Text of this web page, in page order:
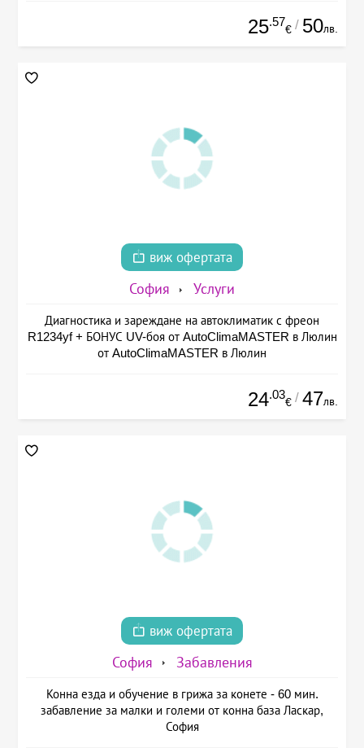
25.57
€ / 50лв.
виж офертата
София Услуги
Диагностика и зареждане на автоклиматик с фреон
R1234yf + БОНУС UV-боя от AutoClimaMASTER в Люлин
от AutoClimaMASTER в Люлин
24.03
€ / 47лв.
виж офертата
София Забавления
Конна езда и обучение в грижа за конете - 60 мин.
забавление за малки и големи от конна база Ласкар,
София